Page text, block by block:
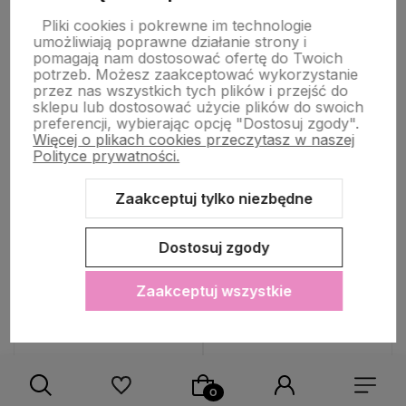
OKAZJA
Portfel damski duży
czerwony lakierowany
39,90 zł
Cena regularna:59,90 zł
Najniższa cena:59,90 zł
KOLORY:
OKAZJA
Czarny lakierowany duży
damski portfel
39,90 zł
Cena regularna:59,90 zł
Najniższa cena:59,90 zł
Do koszyka
WYSYŁKA 24H
WYSYŁKA 24H
WYSYŁKA 24H Do ulubionychWYSYŁKA 24H
WYSYŁKA 24H
WYSYŁKA 24H
Pliki cookies i pokrewne im technologie
umożliwiają poprawne działanie strony i
pomagają nam dostosować ofertę do Twoich
potrzeb. Możesz zaakceptować wykorzystanie
przez nas wszystkich tych plików i przejść do
sklepu lub dostosować użycie plików do swoich
preferencji, wybierając opcję "Dostosuj zgody".
Więcej o plikach cookies przeczytasz w naszej
Polityce prywatności.
Zaakceptuj tylko niezbędne
Dostosuj zgody
Zaakceptuj wszystkie